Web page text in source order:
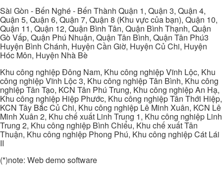
Sài Gòn - Bến Nghé - Bến Thành Quận 1, Quận 3, Quận 4,
Quận 5, Quận 6, Quận 7, Quận 8 (Khu vực của bạn), Quận 10,
Quận 11, Quận 12, Quận Bình Tân, Quận Bình Thạnh, Quận
Gò Vấp, Quận Phú Nhuận, Quận Tân Bình, Quận Tân Phú3
Huyện Bình Chánh, Huyện Cần Giờ, Huyện Củ Chi, Huyện
Hóc Môn, Huyện Nhà Bè
Khu công nghiệp Đông Nam, Khu công nghiệp Vĩnh Lộc, Khu
công nghiệp Vĩnh Lộc 3, Khu công nghiệp Tân Bình, Khu công
nghiệp Tân Tạo, KCN Tân Phú Trung, Khu công nghiệp An Hạ,
Khu công nghiệp Hiệp Phước, Khu công nghiệp Tân Thới Hiệp,
KCN Tây Bắc Củ Chi, Khu công nghiệp Lê Minh Xuân, KCN Lê
Minh Xuân 2, Khu chế xuất Linh Trung 1, Khu công nghiệp Linh
Trung 2, Khu công nghiệp Bình Chiểu, Khu chế xuất Tân
Thuận, Khu công nghiệp Phong Phú, Khu công nghiệp Cát Lái
II
(*)note: Web demo software